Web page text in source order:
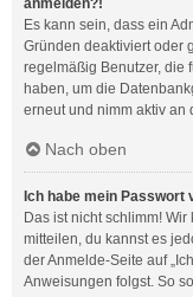
anmelden?!
Es kann sein, dass ein
Gründen deaktiviert oder
regelmäßig Benutzer, die
haben, um die
erneut und nimm aktiv an
Nach oben
Ich habe mein Passwort
Das ist nicht schlimm!
mitteilen, du kannst es
der Anmelde-Seite auf
Anweisungen folgst. So